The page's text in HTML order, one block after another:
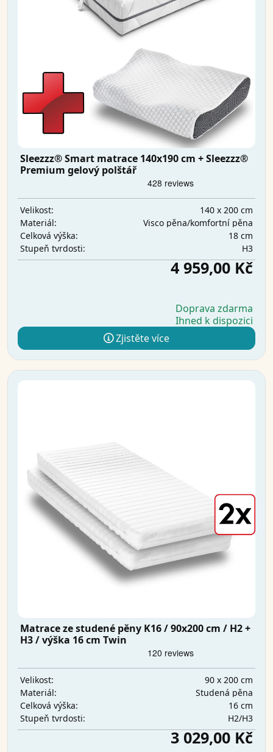
Sleezzz® Smart matrace 140x190 cm + Sleezzz®
Premium gelový polštář
Velikost:
140 x 200 cm
Materiál:
Visco pěna/komfortní pěna
Celková výška:
18 cm
Stupeň tvrdosti:
H3
4 959,00 Kč
Doprava zdarma
Ihned k dispozici
Zjistěte více
Matrace ze studené pěny K16 / 90x200 cm / H2 +
H3 / výška 16 cm Twin
Velikost:
90 x 200 cm
Materiál:
Studená pěna
Celková výška:
16 cm
Stupeň tvrdosti:
H2/H3
3 029,00 Kč